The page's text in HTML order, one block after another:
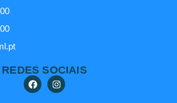
REDES SOCIAIS